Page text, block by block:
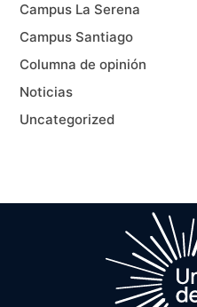
Campus La Serena
Campus Santiago
Columna de opinión
Noticias
Uncategorized